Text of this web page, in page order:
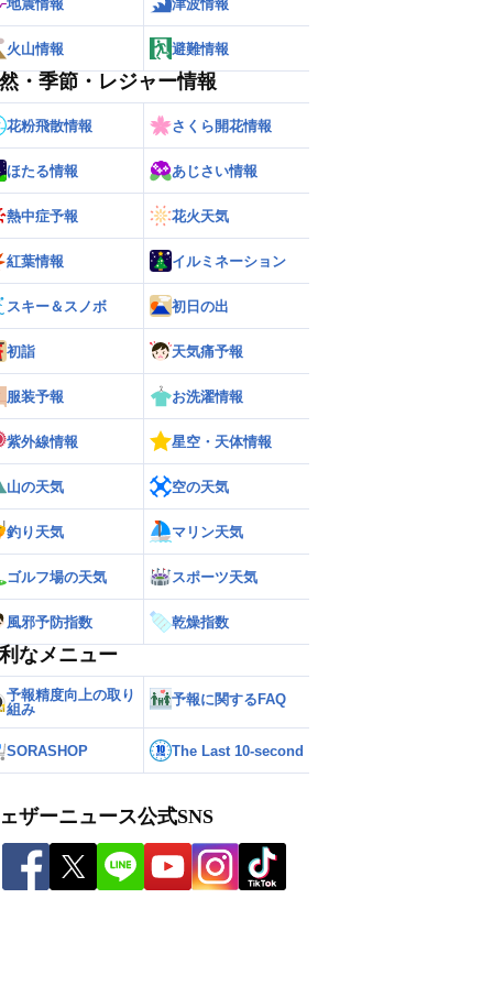
地震情報 津波情報
火山情報 避難情報
・季節・レジャー情報
花粉飛散情報 さくら開花情報
ほたる情報 あじさい情報
熱中症予報 花火天気
紅葉情報 イルミネーション
スキー＆スノボ 初日の出
初詣 天気痛予報
服装予報 お洗濯情報
紫外線情報 星空・天体情報
山の天気 空の天気
釣り天気 マリン天気
ゴルフ場の天気 スポーツ天気
風邪予防指数 乾燥指数
なメニュー
予報精度向上の取り
組み
予報に関するFAQ
SORASHOP The Last 10-second
ザーニュース公式SNS